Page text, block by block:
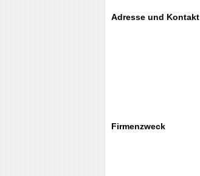
Adresse und Kontakt
Firmenzweck